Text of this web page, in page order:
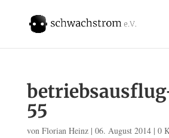
55
von Florian Heinz| 06. August 2014| 0